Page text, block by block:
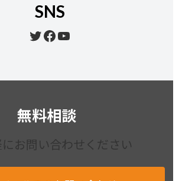
SNS
Twitter
Facebook
YouTube
無料相談
お問い合わせください